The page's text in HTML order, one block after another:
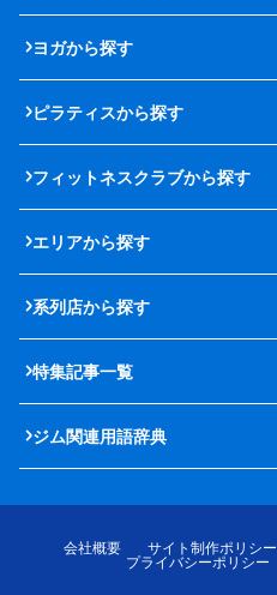
ヨガから探す
ピラティスから探す
フィットネスクラブから探す
エリアから探す
系列店から探す
特集記事一覧
ジム関連用語辞典
会社概要 サイト制作ポリシー
プライバシーポリシー